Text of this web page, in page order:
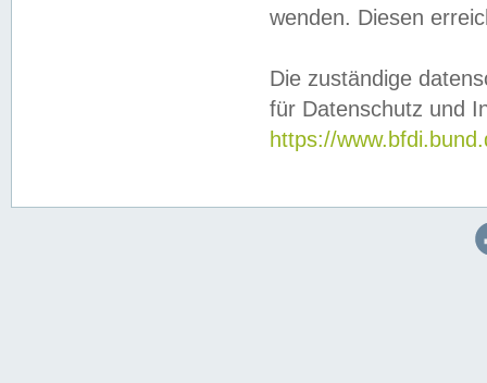
wenden. Diesen
Die zuständige
für Datenschutz und
https://